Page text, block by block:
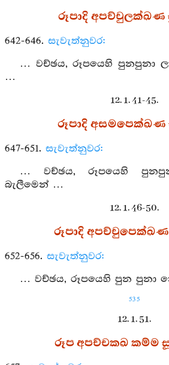
රූපාදි අපච්චුලක්ඛණ
642-646. සැවැත්නුවර:
… වච්ඡය, රූපයෙහි පුනපුනා
…
12. 1. 41-45.
රූපාදි අසමපෙක්ඛණ
647-651. සැවැත්නුවර:
… වච්ඡය, රූපයෙහි
බැලීමෙන් …
12. 1. 46-50.
රූපාදි අපච්චුපෙක්ඛණ
652-656. සැවැත්නුවර:
… වච්ඡය, රූපයෙහි පුන පුනා
535
12. 1. 51.
රූප අපච්චකඛ කම්ම